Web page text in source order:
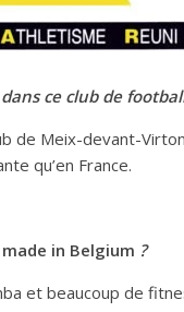
ce club de
de Meix-devant-
qu’en France.
made in Belgium ?
et beaucoup de